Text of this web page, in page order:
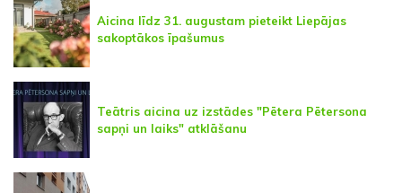
Aicina līdz 31. augustam pieteikt Liepājas
sakoptākos īpašumus
Teātris aicina uz izstādes "Pētera Pētersona
sapņi un laiks" atklāšanu